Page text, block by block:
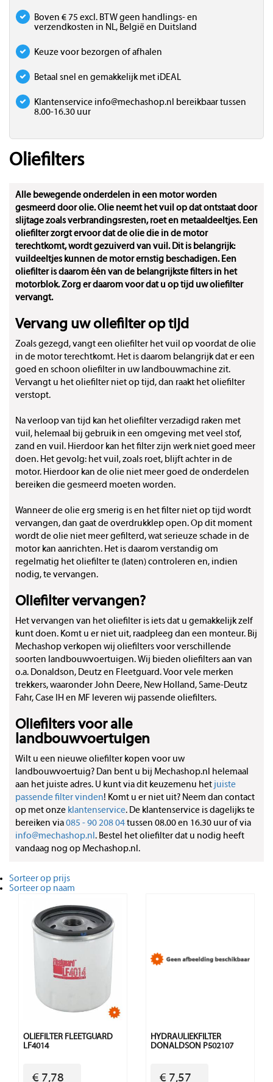
Boven € 75 excl. BTW geen handlings- en
verzendkosten in NL, België en Duitsland
Keuze voor bezorgen of afhalen
Betaal snel en gemakkelijk met iDEAL
Klantenservice info@mechashop.nl
bereikbaar tussen
8.00-16.30 uur
Oliefilters
Alle bewegende onderdelen in een motor worden
gesmeerd door olie. Olie neemt het vuil op dat ontstaat door
slijtage zoals verbrandingsresten, roet en metaaldeeltjes. Een
oliefilter zorgt ervoor dat de olie die in de motor
terechtkomt, wordt gezuiverd van vuil. Dit is belangrijk:
vuildeeltjes kunnen de motor ernstig beschadigen. Een
oliefilter is daarom één van de belangrijkste filters in het
motorblok. Zorg er daarom voor dat u op tijd uw oliefilter
vervangt.
Vervang uw oliefilter op tijd
Zoals gezegd, vangt een oliefilter het vuil op voordat de olie
in de motor terechtkomt. Het is daarom belangrijk dat er een
goed en schoon oliefilter in uw landbouwmachine zit.
Vervangt u het oliefilter niet op tijd, dan raakt het oliefilter
verstopt.
Na verloop van tijd kan het oliefilter verzadigd raken met
vuil, helemaal bij gebruik in een omgeving met veel stof,
zand en vuil. Hierdoor kan het filter zijn werk niet goed meer
doen. Het gevolg: het vuil, zoals roet, blijft achter in de
motor. Hierdoor kan de olie niet meer goed de onderdelen
bereiken die gesmeerd moeten worden.
Wanneer de olie erg smerig is en het filter niet op tijd wordt
vervangen, dan gaat de overdrukklep open. Op dit moment
wordt de olie niet meer gefilterd, wat serieuze schade in de
motor kan aanrichten. Het is daarom verstandig om
regelmatig het oliefilter te (laten) controleren en, indien
nodig, te vervangen.
Oliefilter vervangen?
Het vervangen van het oliefilter is iets dat u gemakkelijk zelf
kunt doen. Komt u er niet uit, raadpleeg dan een monteur. Bij
Mechashop verkopen wij oliefilters voor verschillende
soorten landbouwvoertuigen. Wij bieden oliefilters aan van
o.a. Donaldson, Deutz en Fleetguard. Voor vele merken
trekkers, waaronder John Deere, New Holland, Same-Deutz
Fahr, Case IH en MF leveren wij passende oliefilters.
Oliefilters voor alle
landbouwvoertuigen
Wilt u een nieuwe oliefilter kopen voor uw
landbouwvoertuig? Dan bent u bij Mechashop.nl helemaal
aan het juiste adres. U kunt via dit keuzemenu het juiste
passende filter vinden! Komt u er niet uit? Neem dan contact
op met onze klantenservice. De klantenservice is dagelijks te
bereiken via085 - 90 208 04tussen 08.00 en 16.30 uur of via
info@mechashop.nl . Bestel het oliefilter dat u nodig heeft
vandaag nog op Mechashop.nl.
Sorteer op prijs
Sorteer op naam
OLIEFILTER FLEETGUARD
LF4014
€ 7,78
HYDRAULIEKFILTER
DONALDSON P502107
€ 7,57